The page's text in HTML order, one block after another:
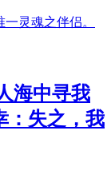
海中寻我
：失之，我